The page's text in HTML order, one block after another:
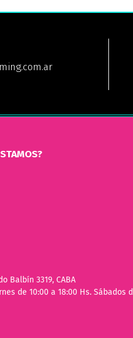
Balbín 3319, CABA
de 10:00 a 18:00 Hs. Sábados